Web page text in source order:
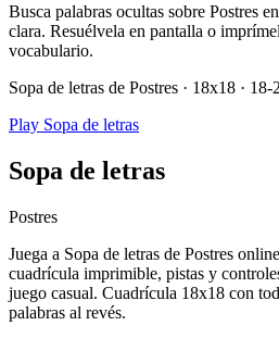
Busca palabras ocultas sobre Postres
clara. Resuélvela en pantalla o
vocabulario.
Sopa de letras de Postres · 18x18 · 18-
Play Sopa de letras
Sopa de letras
Postres
Juega a Sopa de letras de Postres
cuadrícula imprimible, pistas y
juego casual. Cuadrícula 18x18 con
palabras al revés.